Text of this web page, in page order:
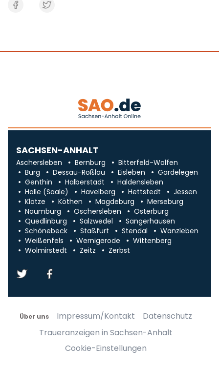
SACHSEN-ANHALT
Aschersleben Bernburg
Bitterfeld-Wolfen
Burg
Dessau-Roßlau Eisleben
Gardelegen
Genthin
Halberstadt
Haldensleben
Halle (Saale)
Havelberg Hettstedt
Jessen
Klötze
Köthen Magdeburg
Merseburg
Naumburg
Oschersleben
Osterburg
Quedlinburg
Salzwedel
Sangerhausen
Schönebeck
Staßfurt Stendal
Wanzleben
Weißenfels
Wernigerode
Wittenberg
Wolmirstedt
Zeitz Zerbst
Über uns Impressum/Kontakt
Datenschutz
Traueranzeigen in Sachsen-Anhalt
Cookie-Einstellungen